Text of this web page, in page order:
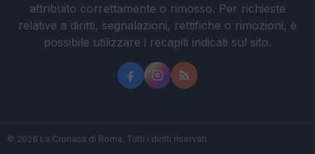
attribuito correttamente o rimosso. Per richieste
relative a diritti, segnalazioni, rettifiche o rimozioni, è
possibile utilizzare i recapiti indicati sul sito.
© 2026 La Cronaca di Roma. Tutti i diritti riservati.